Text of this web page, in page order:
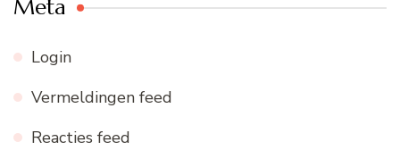
Meta
Login
Vermeldingen feed
Reacties feed